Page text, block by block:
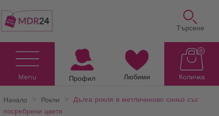
Търсене
Menu Профил Любими Количка
0
Начало Рокли
Дълга рокля в метличиново синьо със
посребрени цветя